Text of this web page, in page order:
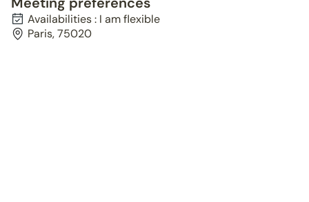
Availabilities : I am flexible
Paris, 75020